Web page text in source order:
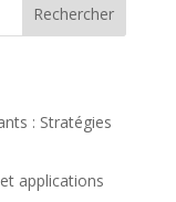
Rechercher
: Stratégies
applications